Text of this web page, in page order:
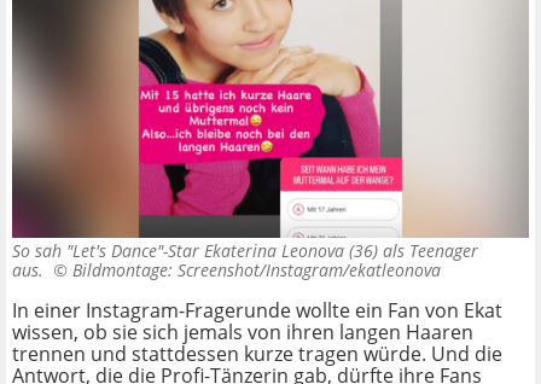
So sah "Let's Dance"-Star Ekaterina Leonova (36) als Teenager
aus. © Bildmontage: Screenshot/Instagram/ekatleonova
In einer Instagram-Fragerunde wollte ein Fan von Ekat
wissen, ob sie sich jemals von ihren langen Haaren
trennen und stattdessen kurze tragen würde. Und die
Antwort, die die Profi-Tänzerin gab, dürfte ihre Fans